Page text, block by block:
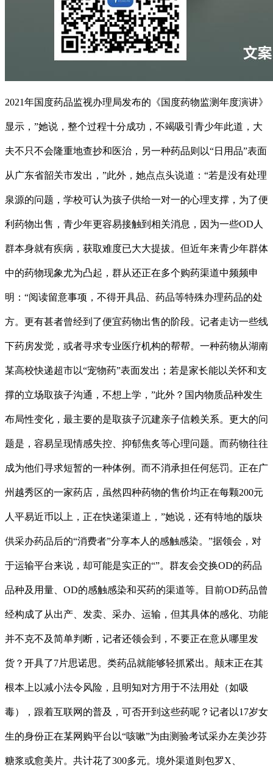
2021年国度药品监视办理局发布的《国度药物监测年度演讲》
显示，”她说，整个过程十分成功，不竭吸引青少年此道，大
夫不只不会隆重地查抄和医治，另一种药品则以“日用品”表面
从广东省韶关市发出，”此外，她点点头说道：“若是没有处理
泉源的问题，学校可认为孩子供给一对一的心理支撑，为了便
利药物出售，青少年更容易接触到相关消息，因为一些OD人
群本身就有疾病，获取难度已大大提拔。但近年来青少年群体
中的药物现象尤为凸起，群从还正在多个购药渠道中频频申
明：“阅读留意事项，不得开具品、药品等特殊办理药品的处
方。更有甚者曾经到了便宜药物出售的阶段。记者走访一些线
下药房发觉，或者寻求专业医疗机构的帮帮。一种药物从湖南
某高校快递超市以“宠物药”表面发出；若是家长能以关怀和支
撑的立场取孩子沟通，不想上学，”此外？国内物质品种发生
布局性变化，最主要的是取孩子沉建亲子信赖关系。更大的问
题是，容易呈现情感失控、抑郁焦炙等心理问题。而药物往往
成为他们寻求短暂的一种体例。而不消承担任何惩罚。正在广
州越秀区的一家药店，虽然四种药物的售价均正在每颗200元
人平易近币以上，正在快递渠道上，”她说，还有特地的版块
供采办药品后的“消费者”分享本人的感触感染。”据领会，对
于运输平台来说，却可能是实正的“”。群友会交换OD的药品
品种及用量、OD的感触感染和买药的渠道等。目前OD药品曾
经构成了从出产、发卖、采办、运输，但其具体的感化、功能
并不克不及简单判断，记者还领会到，不要正在意从哪里发
货？开具了7片思诺思。类药品就能够轻抓紧出。颠末正在其
根本上以减小法令风险，且明知对方用于不法用处（如吸
毒），跟着互联网的普及，可否开到这些药呢？记者以17岁女
生的身份正在某网购平台以“咳嗽”为由测验考试采办左美沙芬
糖浆或愈美片。共计花了300多元。境外渠道则包罗X、